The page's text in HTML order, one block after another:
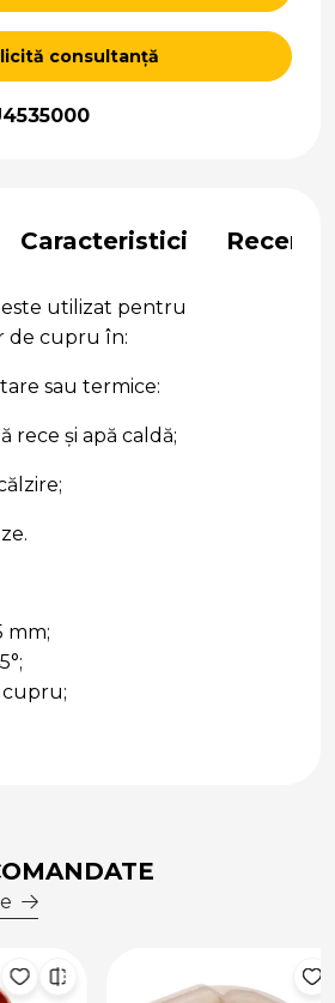
consultanță
Caracteristici
utilizat pentru
de cupru în:
sau termice:
rece și apă caldă;
mm;
cupru;